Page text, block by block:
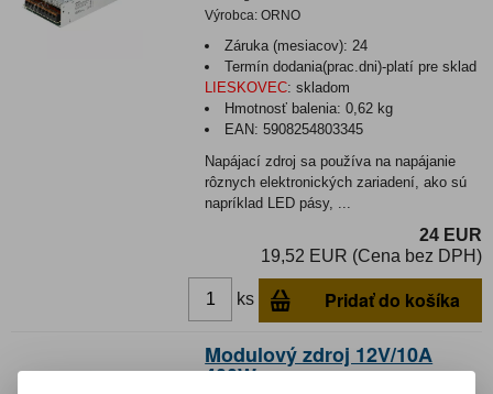
Výrobca: ORNO
Záruka (mesiacov): 24
Termín dodania(prac.dni)-platí pre sklad
LIESKOVEC: skladom
Hmotnosť balenia:0,62 kg
EAN:5908254803345
Napájací zdroj sa používa na napájanie
rôznych elektronických zariadení, ako sú
napríklad LED pásy, ...
24 EUR
19,52 EUR (Cena bez DPH)
ks Pridať do košíka
Modulový zdroj 12V/10A
400W